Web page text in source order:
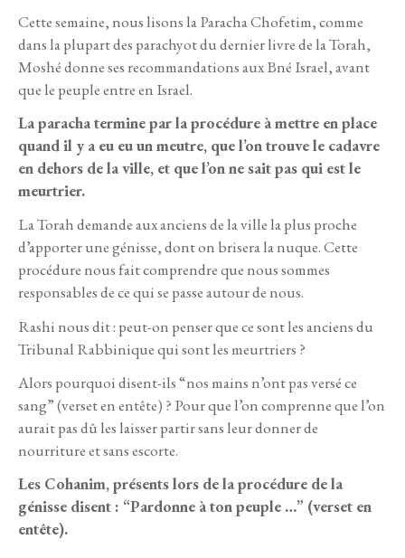
Cette semaine, nous lisons la Paracha Chofetim, comme
dans la plupart des parachyot du dernier livre de la Torah,
Moshé donne ses recommandations aux Bné Israel, avant
que le peuple entre en Israel.
La paracha termine par la procédure à mettre en place
quand il y a eu eu un meutre, que l’on trouve le cadavre
en dehors de la ville, et que l’on ne sait pas qui est le
meurtrier.
La Torah demande aux anciens de la ville la plus proche
d’apporter une génisse, dont on brisera la nuque. Cette
procédure nous fait comprendre que nous sommes
responsables de ce qui se passe autour de nous.
Rashi nous dit : peut-on penser que ce sont les anciens du
Tribunal Rabbinique qui sont les meurtriers ?
Alors pourquoi disent-ils “nos mains n’ont pas versé ce
sang” (verset en entête) ? Pour que l’on comprenne que l’on
aurait pas dû les laisser partir sans leur donner de
nourriture et sans escorte.
Les Cohanim, présents lors de la procédure de la
génisse disent : “Pardonne à ton peuple …” (verset en
entête).